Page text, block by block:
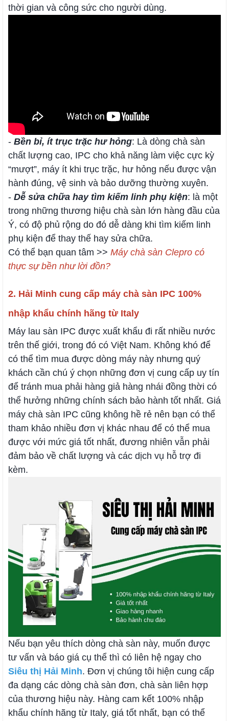
thời gian và công sức cho người dùng.
- Bền bỉ, ít trục trặc hư hỏng: Là dòng chà sàn
chất lượng cao, IPC cho khả năng làm việc cực kỳ
“mượt”, máy ít khi trục trặc, hư hỏng nếu được vận
hành đúng, vệ sinh và bảo dưỡng thường xuyên.
- Dễ sửa chữa hay tìm kiếm linh phụ kiện: là một
trong những thương hiệu chà sàn lớn hàng đầu của
Ý, có độ phủ rộng do đó dễ dàng khi tìm kiếm linh
phụ kiện để thay thế hay sửa chữa.
Có thể bạn quan tâm >> Máy chà sàn Clepro có
thực sự bền như lời đồn?
2. Hải Minh cung cấp máy chà sàn IPC 100%
nhập khẩu chính hãng từ Italy
Máy lau sàn IPC được xuất khẩu đi rất nhiều nước
trên thế giới, trong đó có Việt Nam. Không khó để
có thể tìm mua được dòng máy này nhưng quý
khách cần chú ý chọn những đơn vị cung cấp uy tín
để tránh mua phải hàng giả hàng nhái đồng thời có
thể hưởng những chính sách bảo hành tốt nhất. Giá
máy chà sàn IPC cũng không hề rẻ nên bạn có thể
tham khảo nhiều đơn vị khác nhau để có thể mua
được với mức giá tốt nhất, đương nhiên vẫn phải
đảm bảo về chất lượng và các dịch vụ hỗ trợ đi
kèm.
Nếu bạn yêu thích dòng chà sàn này, muốn được
tư vấn và báo giá cụ thể thì có liên hệ ngay cho
Siêu thị Hải Minh. Đơn vị chúng tôi hiện cung cấp
đa dạng các dòng chà sàn đơn, chà sàn liên hợp
của thương hiệu này. Hàng cam kết 100% nhập
khẩu chính hãng từ Italy, giá tốt nhất, bạn có thể